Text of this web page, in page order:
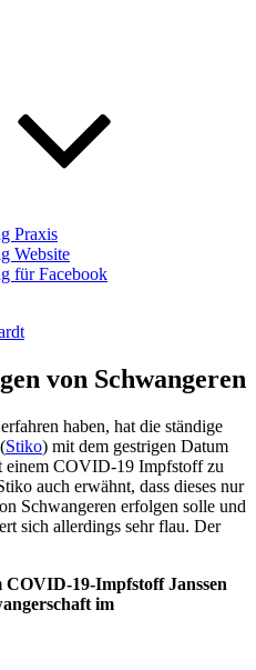
Praxis
Website
für Facebook
von Schwangeren
erfahren haben, hat die ständige
Stiko) mit dem gestrigen Datum
einem COVID-19 Impfstoff zu
auch erwähnt, dass dieses nur
Schwangeren erfolgen solle und
sich allerdings sehr flau. Der
19-Impfstoff Janssen
im